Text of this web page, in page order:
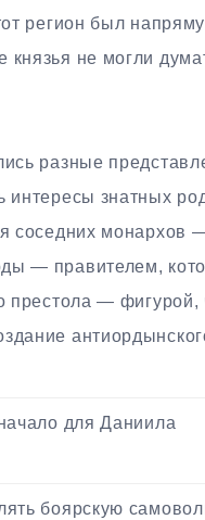
регион был
не могли
разные
интересы знатных
соседних монархов
— правителем,
престола — фигурой,
для Даниила
боярскую